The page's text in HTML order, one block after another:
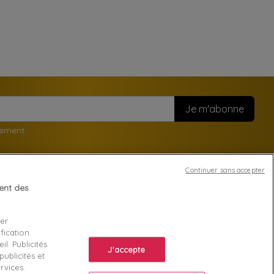
Connexion
Créez votre compte
des
Publicités
et
J'accepte
Continuer sans accepter